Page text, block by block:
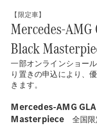
【限定車】
Mercedes-
Black
一部オンラインショー
り置きの申込により、
きます。
Mercedes-AMG
Masterpiece 全国限